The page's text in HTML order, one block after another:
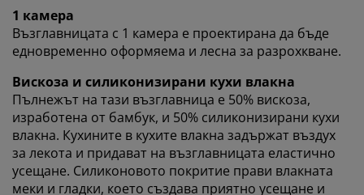
1 камера
Възглавницата с 1 камера е проектирана да бъде
едновременно оформяема и лесна за разрохкване.
Вискоза и силиконизирани кухи влакна
Пълнежът на тази възглавница е 50% вискоза,
изработена от бамбук, и 50% силиконизирани кухи
влакна. Кухините в кухите влакна задържат въздух
за лекота и придават на възглавницата еластично
усещане. Силиконовото покритие прави влакната
меки и гладки, което създава приятно усещане и
„Промяна“ и да изберете да оттеглите съгласието си,
като кликнете върху иконката на бисквитка. Когато
изберете опцията „Приемам всички“, вие се
съгласявате и с трите цели. Прочетете повече за
събирането и обработката на лични данни от
наша страна и нашата политика за използване на
„бисквитки“